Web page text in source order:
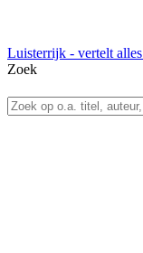
Luisterrijk - vertelt alles
Zoek